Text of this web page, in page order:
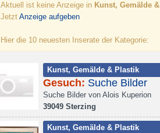
Aktuell ist keine Anzeige in Kunst, Gemälde
Jetzt Anzeige aufgeben
Hier die 10 neuesten Inserate der Kategorie:
Kunst, Gemälde & Plastik
Gesuch: Suche Bilder
Suche Bilder von Alois Kuperion
39049 Sterzing
Kunst, Gemälde & Plastik